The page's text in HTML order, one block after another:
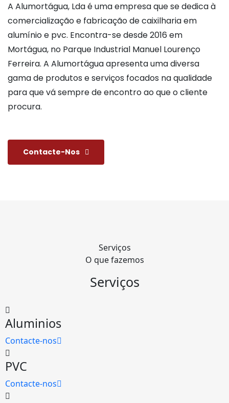
A Alumortágua, Lda é uma empresa que se dedica à
comercialização e fabricação de caixilharia em
alumínio e pvc. Encontra-se desde 2016 em
Mortágua, no Parque Industrial Manuel Lourenço
Ferreira. A Alumortágua apresenta uma diversa
gama de produtos e serviços focados na qualidade
para que vá sempre de encontro ao que o cliente
procura.
Contacte-Nos
Serviços
O que fazemos
Serviços
Aluminios
Contacte-nos
PVC
Contacte-nos